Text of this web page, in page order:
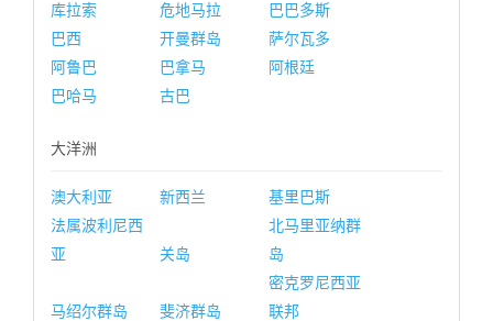
库拉索
危地马拉
巴巴多斯
巴西
开曼群岛
萨尔瓦多
阿鲁巴
巴拿马
阿根廷
巴哈马
古巴
大洋洲
澳大利亚 新西兰
基里巴斯
法属波利尼西
亚
关岛
北马里亚纳群
岛
马绍尔群岛 斐济群岛
密克罗尼西亚
联邦